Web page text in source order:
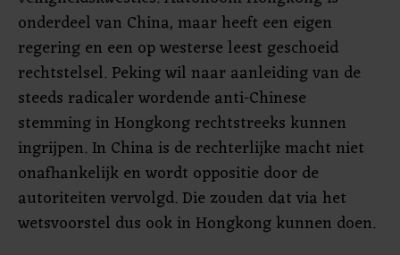
onderdeel van China, maar heeft een eigen
regering en een op westerse leest geschoeid
rechtstelsel. Peking wil naar aanleiding van de
steeds radicaler wordende anti-Chinese
stemming in Hongkong rechtstreeks kunnen
ingrijpen. In China is de rechterlijke macht niet
onafhankelijk en wordt oppositie door de
autoriteiten vervolgd. Die zouden dat via het
wetsvoorstel dus ook in Hongkong kunnen doen.